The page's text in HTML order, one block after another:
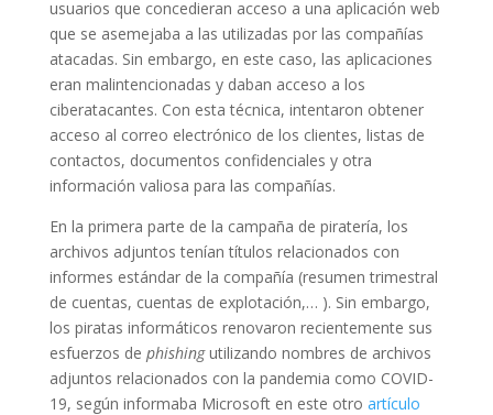
usuarios que concedieran acceso a una aplicación web
que se asemejaba a las utilizadas por las compañías
atacadas. Sin embargo, en este caso, las aplicaciones
eran malintencionadas y daban acceso a los
ciberatacantes. Con esta técnica, intentaron obtener
acceso al correo electrónico de los clientes, listas de
contactos, documentos confidenciales y otra
información valiosa para las compañías.
En la primera parte de la campaña de piratería, los
archivos adjuntos tenían títulos relacionados con
informes estándar de la compañía (resumen trimestral
de cuentas, cuentas de explotación,… ). Sin embargo,
los piratas informáticos renovaron recientemente sus
esfuerzos de phishingutilizando nombres de archivos
adjuntos relacionados con la pandemia como COVID-
19, según informaba Microsoft en este otro artículo